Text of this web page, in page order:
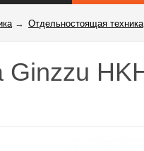
→ Отдельностоящая техника
Ginzzu